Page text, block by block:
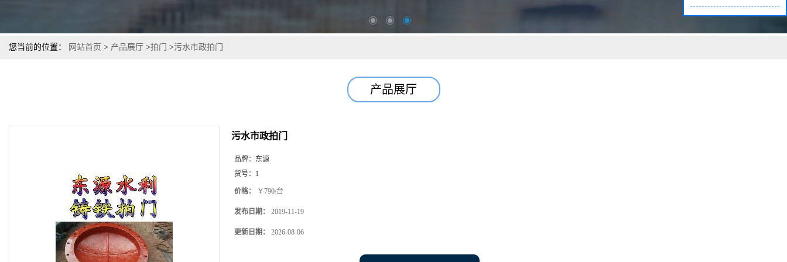
您当前的位置： 网站首页 > 产品展厅 >拍门 >污水市政拍门
产品展厅
污水市政拍门
品牌： 东源
货号： 1
价格： ￥790/台
发布日期： 2019-11-19
更新日期： 2026-08-06